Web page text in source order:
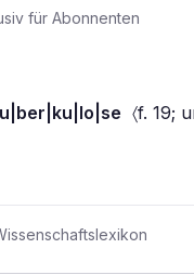
für Abonnenten
〈f. 19;